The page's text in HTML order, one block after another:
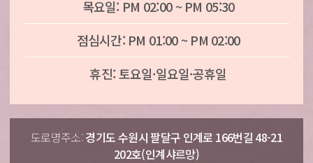
목요일: PM 02:00 ~ PM 05:30
점심시간: PM 01:00 ~ PM 02:00
휴진: 토요일·일요일·공휴일
도로명주소:경기도 수원시 팔달구 인계로 166번길 48-21
202호(인계샤르망)